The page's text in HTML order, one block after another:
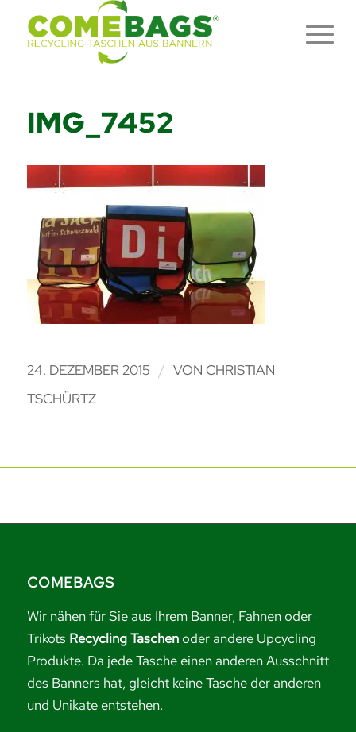
IMG_7452
24. DEZEMBER 2015 / VON CHRISTIAN
TSCHÜRTZ
COMEBAGS
Wir nähen für Sie aus Ihrem Banner, Fahnen oder
Trikots Recycling Taschenoder andere Upcycling
Produkte. Da jede Tasche einen anderen Ausschnitt
des Banners hat, gleicht keine Tasche der anderen
und Unikate entstehen.